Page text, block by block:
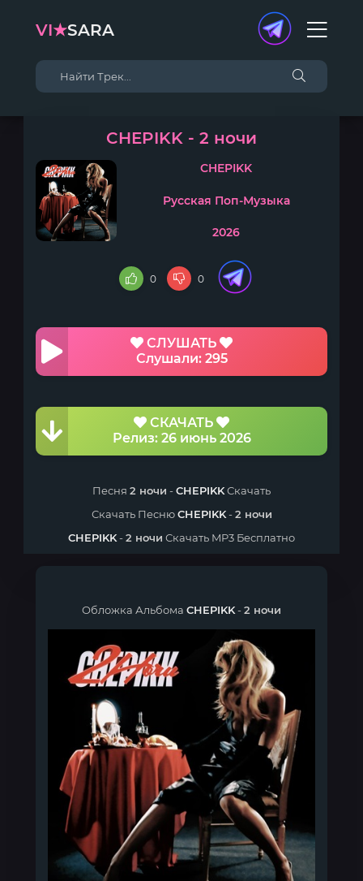
VI★SARA
CHEPIKK - 2 ночи
CHEPIKK
Русская Поп-Музыка
2026
0 0
СЛУШАТЬ
Слушали: 295
СКАЧАТЬ
Релиз: 26 июнь 2026
Песня 2 ночи -CHEPIKKСкачать
Скачать ПеснюCHEPIKK-2 ночи
CHEPIKK-2 ночи Скачать MP3 Бесплатно
Обложка Альбома CHEPIKK-2 ночи